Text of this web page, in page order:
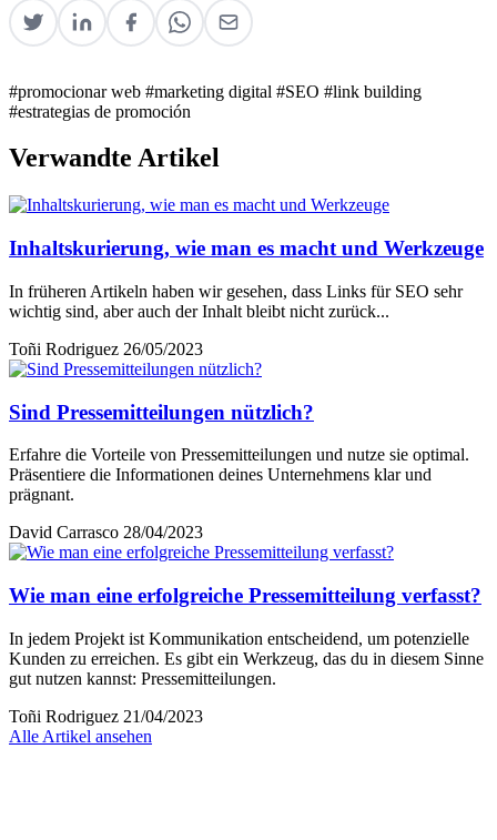
#promocionar web #marketing digital #SEO #link building
#estrategias de promoción
Verwandte Artikel
Inhaltskurierung, wie man es macht und Werkzeuge
In früheren Artikeln haben wir gesehen, dass Links für SEO sehr
wichtig sind, aber auch der Inhalt bleibt nicht zurück...
Toñi Rodriguez 26/05/2023
Sind Pressemitteilungen nützlich?
Erfahre die Vorteile von Pressemitteilungen und nutze sie optimal.
Präsentiere die Informationen deines Unternehmens klar und
prägnant.
David Carrasco 28/04/2023
Wie man eine erfolgreiche Pressemitteilung verfasst?
In jedem Projekt ist Kommunikation entscheidend, um potenzielle
Kunden zu erreichen. Es gibt ein Werkzeug, das du in diesem Sinne
gut nutzen kannst: Pressemitteilungen.
Toñi Rodriguez 21/04/2023
Alle Artikel ansehen